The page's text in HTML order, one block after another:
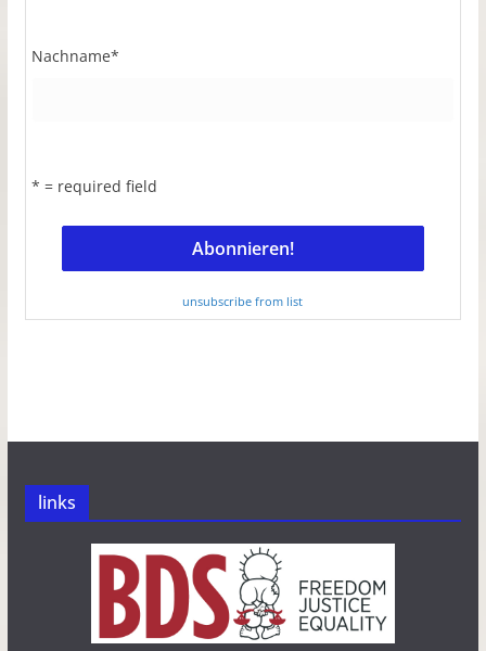
Nachname*
* = required field
unsubscribe from list
links